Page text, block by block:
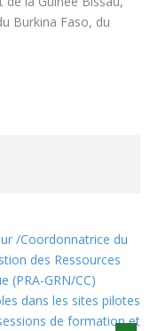
Burkina Faso, du
/Coordonnatrice du
des Ressources
(PRA-GRN/CC)
dans les sites pilotes
de formation et